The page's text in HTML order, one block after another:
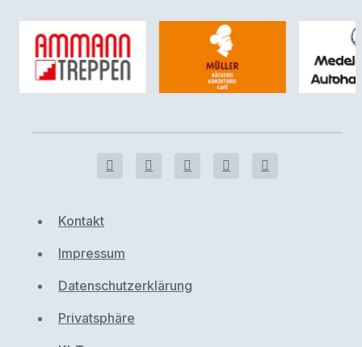
Kontakt
Impressum
Datenschutzerklärung
Privatsphäre